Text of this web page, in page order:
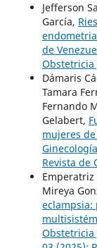
Jefferson
García,
de
Obstetricia
Dámaris
Tamara
Fernando
Gelabert,
mujeres
Revista de
Emperatriz
Mireya
eclampsia:
Obstetricia